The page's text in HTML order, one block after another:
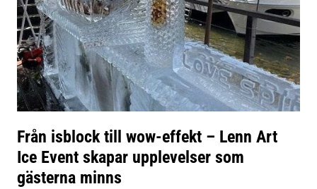
Från isblock till wow-effekt – Lenn Art
Ice Event skapar upplevelser som
gästerna minns